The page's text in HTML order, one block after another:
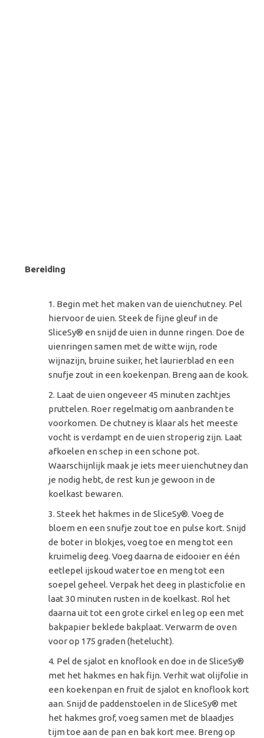
Bereiding
Begin met het maken van de uienchutney. Pel
hiervoor de uien. Steek de fijne gleuf in de
SliceSy® en snijd de uien in dunne ringen. Doe de
uienringen samen met de witte wijn, rode
wijnazijn, bruine suiker, het laurierblad en een
snufje zout in een koekenpan. Breng aan de kook.
Laat de uien ongeveer 45 minuten zachtjes
pruttelen. Roer regelmatig om aanbranden te
voorkomen. De chutney is klaar als het meeste
vocht is verdampt en de uien stroperig zijn. Laat
afkoelen en schep in een schone pot.
Waarschijnlijk maak je iets meer uienchutney dan
je nodig hebt, de rest kun je gewoon in de
koelkast bewaren.
Steek het hakmes in de SliceSy®. Voeg de
bloem en een snufje zout toe en pulse kort. Snijd
de boter in blokjes, voeg toe en meng tot een
kruimelig deeg. Voeg daarna de eidooier en één
eetlepel ijskoud water toe en meng tot een
soepel geheel. Verpak het deeg in plasticfolie en
laat 30 minuten rusten in de koelkast. Rol het
daarna uit tot een grote cirkel en leg op een met
bakpapier beklede bakplaat. Verwarm de oven
voor op 175 graden (hetelucht).
Pel de sjalot en knoflook en doe in de SliceSy®
met het hakmes en hak fijn. Verhit wat olijfolie in
een koekenpan en fruit de sjalot en knoflook kort
aan. Snijd de paddenstoelen in de SliceSy® met
het hakmes grof, voeg samen met de blaadjes
tijm toe aan de pan en bak kort mee. Breng op